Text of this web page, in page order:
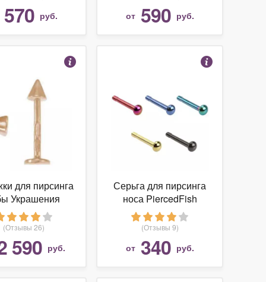
570 руб. от 590 руб.
для пирсинга
Украшения
ТопГрант
для губы
из золота
(Отзывы 26)
590 руб.
Серьга для пирсинга
носа PiercedFish
NOTSB из титана
(Отзывы 9)
от 340 руб.